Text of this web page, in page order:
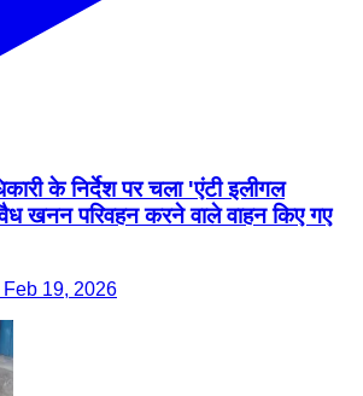
के निर्देश पर चला 'एंटी इलीगल
खनन परिवहन करने वाले वाहन किए गए
19, 2026